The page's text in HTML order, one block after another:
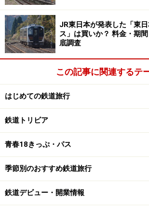
※記事内容は執筆時点のものです。最新の内容
い。
1/6
JR東日本が発表した「東
ス」は買いか？ 料金・期
底調査
この記事に関連するテ
はじめての鉄道旅行
鉄道トリビア
青春18きっぷ・パス
季節別のおすすめ鉄道旅行
鉄道デビュー・開業情報